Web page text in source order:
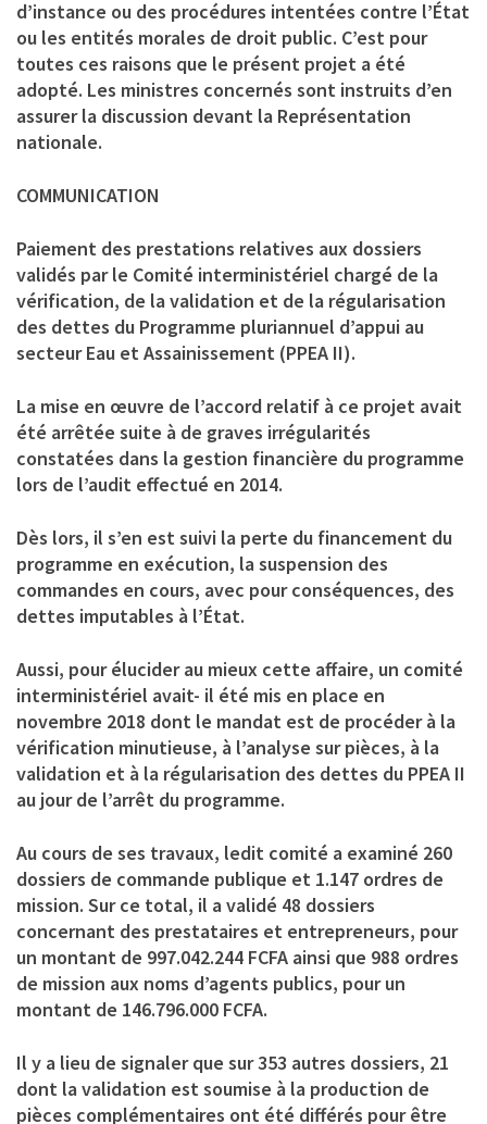
d’instance ou des procédures intentées contre l’État
ou les entités morales de droit public. C’est pour
toutes ces raisons que le présent projet a été
adopté. Les ministres concernés sont instruits d’en
assurer la discussion devant la Représentation
nationale.
COMMUNICATION
Paiement des prestations relatives aux dossiers
validés par le Comité interministériel chargé de la
vérification, de la validation et de la régularisation
des dettes du Programme pluriannuel d’appui au
secteur Eau et Assainissement (PPEA II).
La mise en œuvre de l’accord relatif à ce projet avait
été arrêtée suite à de graves irrégularités
constatées dans la gestion financière du programme
lors de l’audit effectué en 2014.
Dès lors, il s’en est suivi la perte du financement du
programme en exécution, la suspension des
commandes en cours, avec pour conséquences, des
dettes imputables à l’État.
Aussi, pour élucider au mieux cette affaire, un comité
interministériel avait- il été mis en place en
novembre 2018 dont le mandat est de procéder à la
vérification minutieuse, à l’analyse sur pièces, à la
validation et à la régularisation des dettes du PPEA II
au jour de l’arrêt du programme.
Au cours de ses travaux, ledit comité a examiné 260
dossiers de commande publique et 1.147 ordres de
mission. Sur ce total, il a validé 48 dossiers
concernant des prestataires et entrepreneurs, pour
un montant de 997.042.244 FCFA ainsi que 988 ordres
de mission aux noms d’agents publics, pour un
montant de 146.796.000 FCFA.
Il y a lieu de signaler que sur 353 autres dossiers, 21
dont la validation est soumise à la production de
pièces complémentaires ont été différés pour être